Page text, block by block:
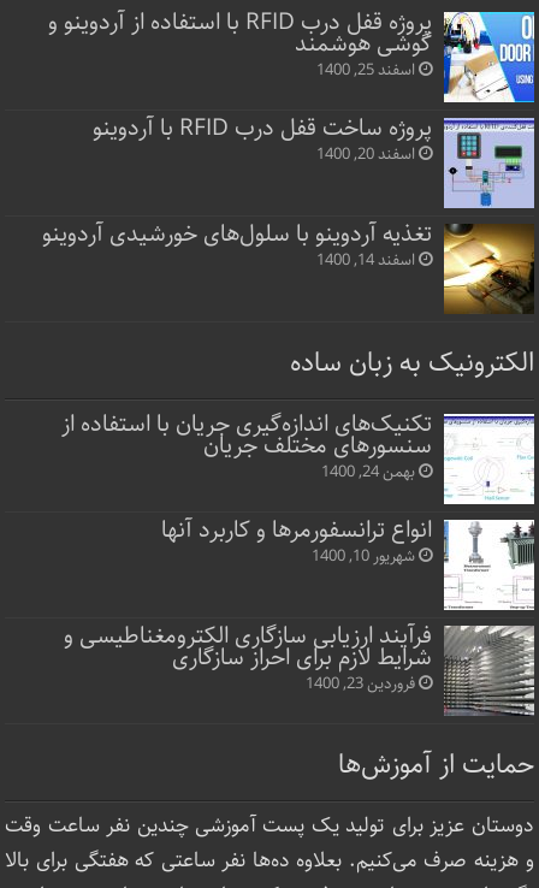
پروژه قفل‌ درب RFID با استفاده از آردوینو و
گوشی هوشمند
اسفند 25, 1400
پروژه ساخت قفل‌ درب RFID با آردوینو
اسفند 20, 1400
تغذیه آردوینو با سلول‌های خورشیدی آردوینو
اسفند 14, 1400
الکترونیک به زبان ساده
تکنیک‌های اندازه‌گیری جریان با استفاده از
سنسورهای مختلف جریان
بهمن 24, 1400
انواع ترانسفورمرها و کاربرد آنها
شهریور 10, 1400
فرآیند ارزیابی سازگاری الکترومغناطیسی و
شرایط لازم برای احراز سازگاری
فروردین 23, 1400
حمایت از آموزش‌ها
دوستان عزیز برای تولید یک پست آموزشی چندین نفر ساعت‌ وقت
و هزینه صرف می‌کنیم. بعلاوه ده‌ها نفر ساعتی که هفتگی برای بالا